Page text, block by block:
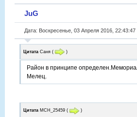
JuG
Дата: Воскресенье, 03 Апреля 2016,
Цитата Саня ( )
Район в принципе
Мелец.
Цитата МСН_25459 ( )